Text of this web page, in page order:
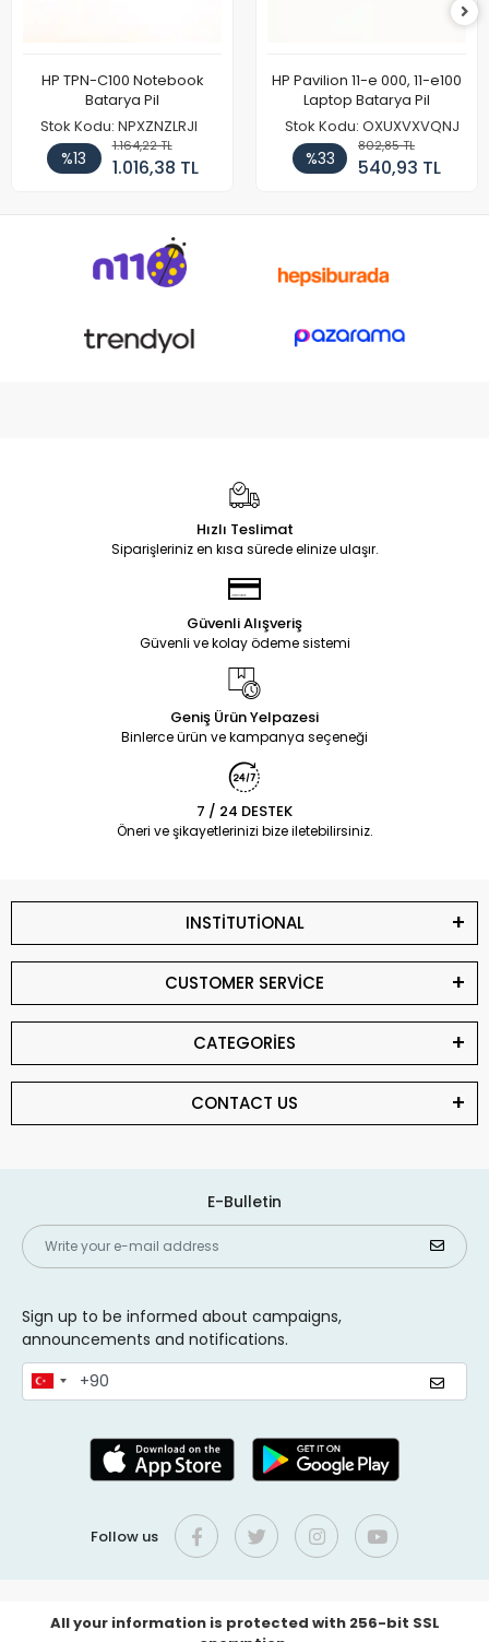
HP TPN-C100 Notebook
Batarya Pil
Stok Kodu: NPXZNZLRJI
%13
1.164,22 TL
1.016,38 TL
HP Pavilion 11-e 000, 11-e100
Laptop Batarya Pil
Stok Kodu: OXUXVXVQNJ
%33
802,85 TL
540,93 TL
Hızlı Teslimat
Siparişleriniz en kısa sürede elinize ulaşır.
Güvenli Alışveriş
Güvenli ve kolay ödeme sistemi
Geniş Ürün Yelpazesi
Binlerce ürün ve kampanya seçeneği
7 / 24 DESTEK
Öneri ve şikayetlerinizi bize iletebilirsiniz.
INSTİTUTİONAL
CUSTOMER SERVİCE
CATEGORİES
CONTACT US
E-Bulletin
Sign up to be informed about campaigns,
announcements and notifications.
Follow us
All your information is protected with 256-bit SSL